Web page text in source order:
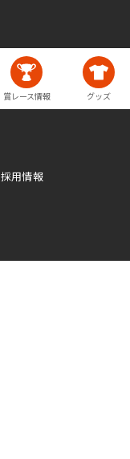
賞レース情報 グッズ
採用情報